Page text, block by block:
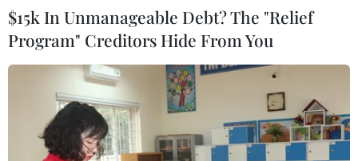
Hàn Quốc ghi nhận mức tăng trưởng kinh
tế thấp nhất kể từ năm 1998
$15k In Unmanageable Debt? The "Relief
Program" Creditors Hide From You